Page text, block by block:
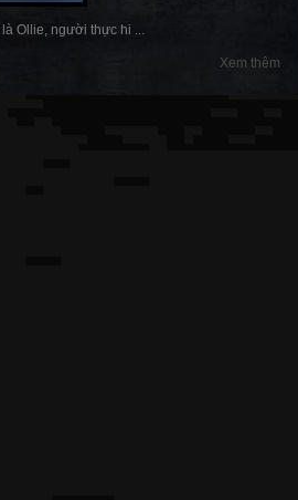
Ollie, người thực hi ...
Xem thêm